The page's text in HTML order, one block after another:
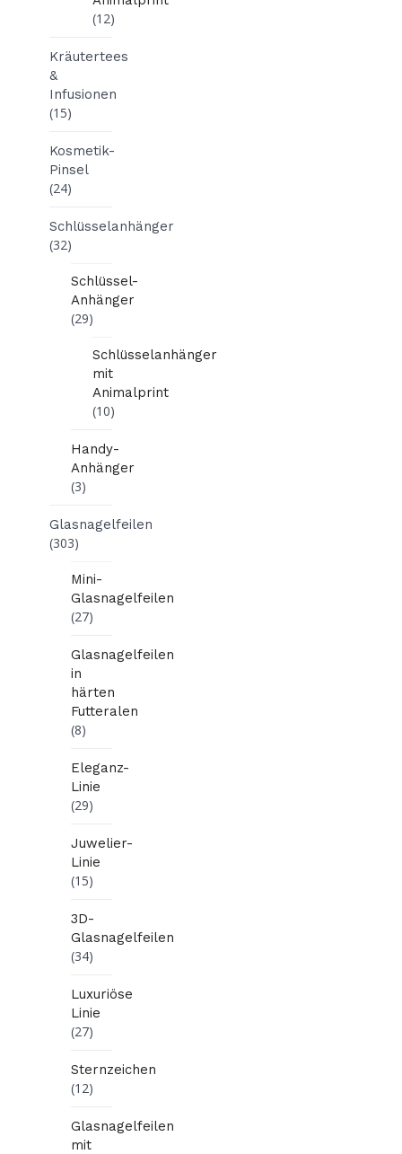
(12)
Kräutertees
&
Infusionen
(15)
Kosmetik-
Pinsel
(24)
Schlüsselanhänger
(32)
Schlüssel-
Anhänger
(29)
Schlüsselanhänger
mit
Animalprint
(10)
Handy-
Anhänger
(3)
Glasnagelfeilen
(303)
Mini-
Glasnagelfeilen
(27)
Glasnagelfeilen
in
härten
Futteralen
(8)
Eleganz-
Linie
(29)
Juwelier-
Linie
(15)
3D-
Glasnagelfeilen
(34)
Luxuriöse
Linie
(27)
Sternzeichen
(12)
Glasnagelfeilen
mit